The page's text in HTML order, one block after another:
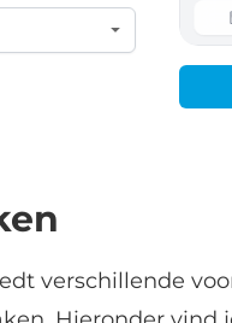
verschillende